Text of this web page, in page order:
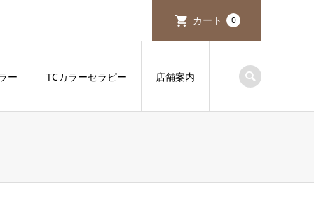
カート 0
ー TCカラーセラピー 店舗案内